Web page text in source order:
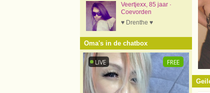
Veertjexx, 85 jaar ·
Coevorden
♥ Drenthe ♥
Oma's in de chatbox